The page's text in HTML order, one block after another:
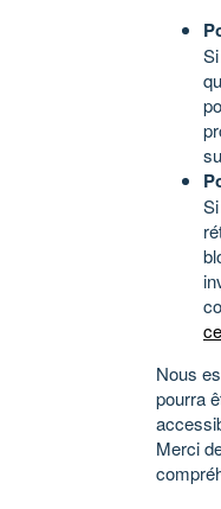
Nous
pourra
Merci